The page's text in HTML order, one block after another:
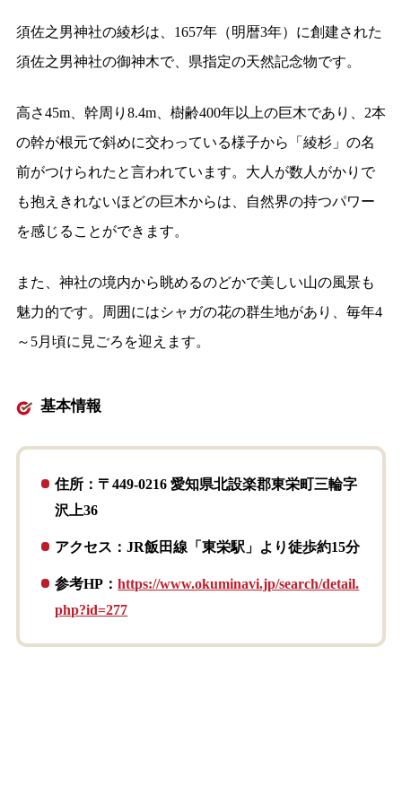
須佐之男神社の綾杉は、1657年（明暦3年）に創建された
須佐之男神社の御神木で、県指定の天然記念物です。
高さ45m、幹周り8.4m、樹齢400年以上の巨木であり、2本
の幹が根元で斜めに交わっている様子から「綾杉」の名
前がつけられたと言われています。大人が数人がかりで
も抱えきれないほどの巨木からは、自然界の持つパワー
を感じることができます。
また、神社の境内から眺めるのどかで美しい山の風景も
魅力的です。周囲にはシャガの花の群生地があり、毎年4
～5月頃に見ごろを迎えます。
基本情報
住所：〒449-0216 愛知県北設楽郡東栄町三輪字
沢上36
アクセス：JR飯田線「東栄駅」より徒歩約15分
参考HP：https://www.okuminavi.jp/search/detail.
php?id=277